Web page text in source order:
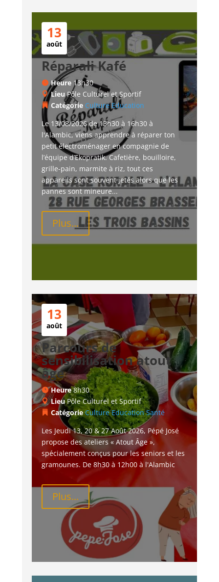
13
août
Réparali Kafé
Heure 13h30
LieuPôle Culturel et Sportif
Catégorie Culture Education
Le 13/08/2026 de 13h30 à 16h30 à
l'Alambic, viens apprendre à réparer ton
petit électroménager en compagnie de
l’équipe d’Ekopratik. Cafetière, bouilloire,
grille-pain, marmite à riz, tout ces
appareils sont souvent jetés alors que les
pannes sont mineure...
Plus...
13
août
Parcours de
sensibilisation atout
âge
Heure8h30
LieuPôle Culturel et Sportif
CatégorieCulture Education Santé
Les Jeudi 13, 20 & 27 Août 2026, Pépé José
propose des ateliers « Atout Âge »,
spécialement conçus pour les seniors et les
gramounes. De 8h30 à 12h00 à l'Alambic
Plus...